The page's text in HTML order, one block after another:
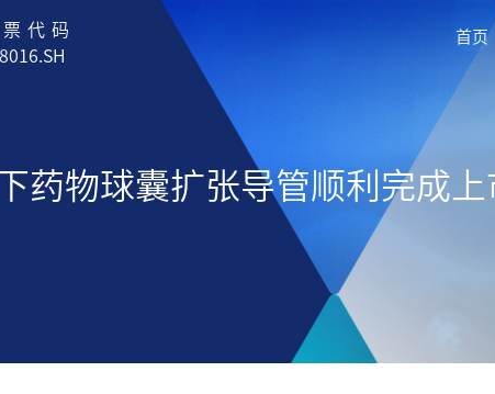
代码
首页
药物球囊扩张导管顺利完成